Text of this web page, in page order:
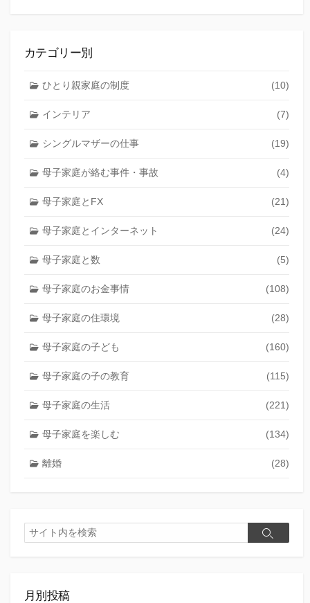
カテゴリー別
ひとり親家庭の制度 (10)
インテリア (7)
シングルマザーの仕事 (19)
母子家庭が絡む事件・事故 (4)
母子家庭とFX (21)
母子家庭とインターネット (24)
母子家庭と数 (5)
母子家庭のお金事情 (108)
母子家庭の住環境 (28)
母子家庭の子ども (160)
母子家庭の子の教育 (115)
母子家庭の生活 (221)
母子家庭を楽しむ (134)
離婚 (28)
検
索
検
月別投稿